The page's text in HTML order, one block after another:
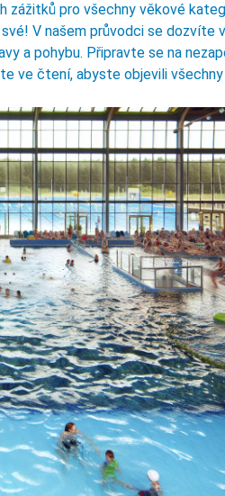
zážitků pro všechny věkové
V našem průvodci se dozvíte
a pohybu. Připravte se na
ve čtení, abyste objevili